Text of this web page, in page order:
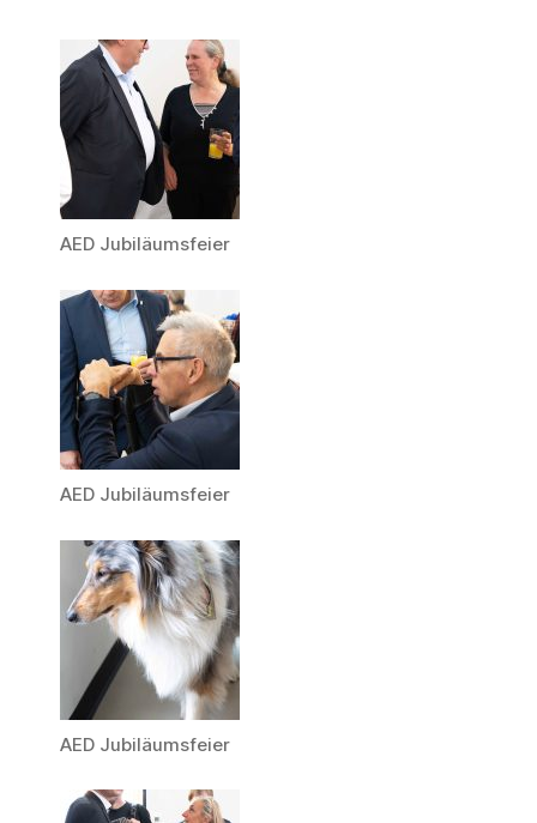
AED Jubiläumsfeier
AED Jubiläumsfeier
AED Jubiläumsfeier